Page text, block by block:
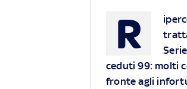
R
ceduti 99: molti
fronte agli